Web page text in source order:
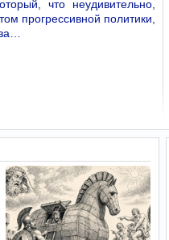
что неудивительно,
прогрессивной политики,